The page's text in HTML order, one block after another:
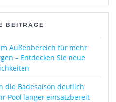
BEITRÄGE
Außenbereich für mehr
– Entdecken Sie neue
die Badesaison deutlich
Pool länger einsatzbereit